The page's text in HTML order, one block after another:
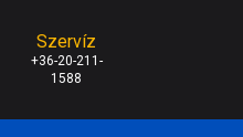
Szervíz
+36-20-211-
1588